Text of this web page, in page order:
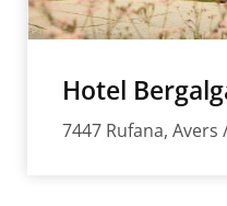
Hotel
7447 Rufana,